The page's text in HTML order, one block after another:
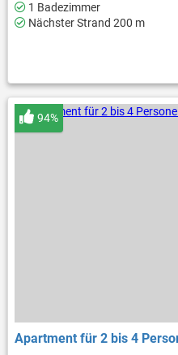
1 Badezimmer
Nächster Strand 200 m
Apartment für 2 bis 4
94%